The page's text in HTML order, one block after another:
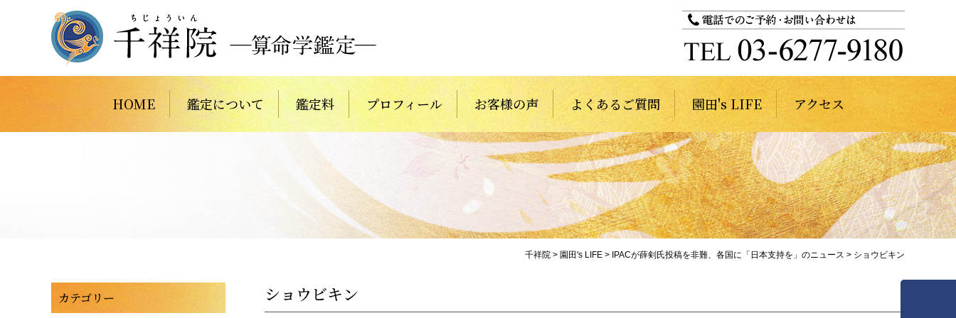
HOME 鑑定について 鑑定料 プロフィール お客様の声 よくあるご質問 園田's LIFE アクセス
千祥院 > 園田's LIFE > IPACが薛剣氏投稿を非難、各国に「日本支持を」のニュース > ショウビキン
ショウビキン
カテゴリー